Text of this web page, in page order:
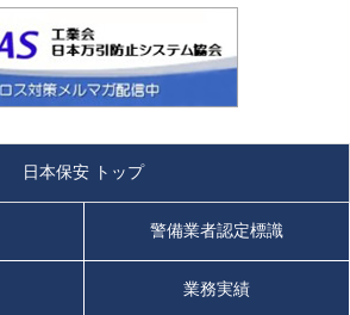
日本保安 トップ
警備業者認定標識
業務実績